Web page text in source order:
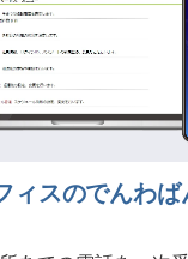
ィスのでんわ